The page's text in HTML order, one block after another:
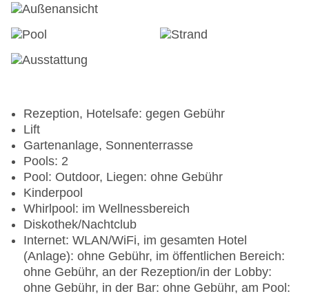
Rezeption, Hotelsafe: gegen Gebühr
Lift
Gartenanlage, Sonnenterrasse
Pools: 2
Pool: Outdoor, Liegen: ohne Gebühr
Kinderpool
Whirlpool: im Wellnessbereich
Diskothek/Nachtclub
Internet: WLAN/WiFi, im gesamten Hotel
(Anlage): ohne Gebühr, im öffentlichen Bereich:
ohne Gebühr, an der Rezeption/in der Lobby:
ohne Gebühr, in der Bar: ohne Gebühr, am Pool: